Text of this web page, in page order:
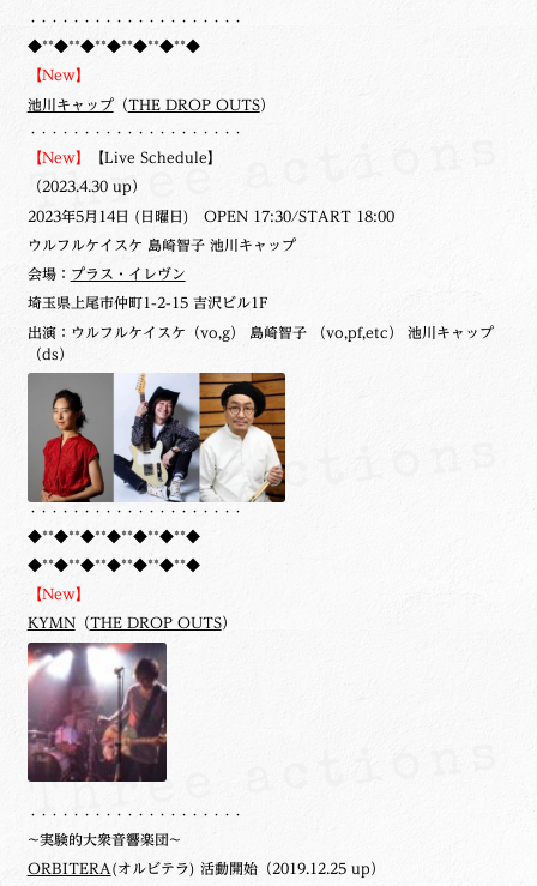
・・・・・・・・・・・・・・・・・・・・
◆**◆**◆**◆**◆**◆**◆
【New】
池川キャップ（THE DROP OUTS）
・・・・・・・・・・・・・・・・・・・・
【New】 【Live Schedule】
（2023.4.30 up）
2023年5月14日 (日曜日) OPEN 17:30/START 18:00
ウルフルケイスケ 島崎智子 池川キャップ
会場： プラス・イレヴン
埼玉県上尾市仲町1-2-15 吉沢ビル1F
出演：ウルフルケイスケ（vo,g） 島崎智子 （vo,pf,etc） 池川キャップ
（ds）
・・・・・・・・・・・・・・・・・・・・
◆**◆**◆**◆**◆**◆**◆
◆**◆**◆**◆**◆**◆**◆
【New】
KYMN （THE DROP OUTS）
・・・・・・・・・・・・・・・・・・・・
~実験的大衆音響楽団~
ORBITERA (オルビテラ) 活動開始（2019.12.25 up）